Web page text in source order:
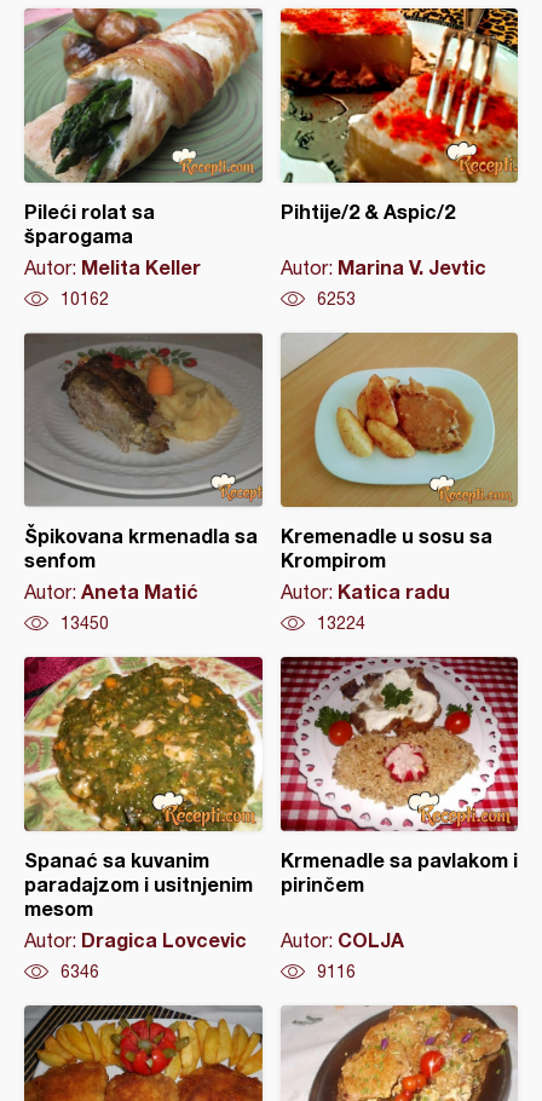
Pileći rolat sa
šparogama
Autor: Melita Keller
10162
Pihtije/2 & Aspic/2
Autor: Marina V. Jevtic
6253
Špikovana krmenadla sa
senfom
Autor: Aneta Matić
13450
Kremenadle u sosu sa
Krompirom
Autor: Katica radu
13224
Spanać sa kuvanim
paradajzom i usitnjenim
mesom
Autor: Dragica Lovcevic
6346
Krmenadle sa pavlakom i
pirinčem
Autor: COLJA
9116